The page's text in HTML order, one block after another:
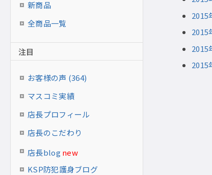
新商品
全商品一覧
注目
お客様の声 (364)
マスコミ実績
店長プロフィール
店長のこだわり
店長blog new
KSP防犯護身ブログ